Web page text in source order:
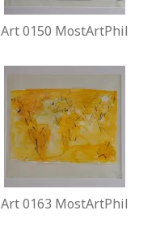
Art 0150 MostArtPhil
Art 0163 MostArtPhil